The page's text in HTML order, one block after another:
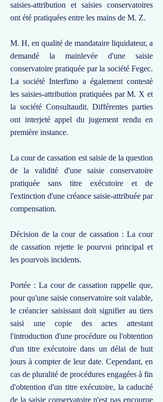
saisies-attribution et saisies conservatoires
ont été pratiquées entre les mains de M. Z.
M. H, en qualité de mandataire liquidateur, a
demandé la mainlevée d'une saisie
conservatoire pratiquée par la société Fegec.
La société Interfimo a également contesté
les saisies-attribution pratiquées par M. X et
la société Consultaudit. Différentes parties
ont interjeté appel du jugement rendu en
première instance.
La cour de cassation est saisie de la question
de la validité d'une saisie conservatoire
pratiquée sans titre exécutoire et de
l'extinction d'une créance saisie-attribuée par
compensation.
Décision de la cour de cassation : La cour
de cassation rejette le pourvoi principal et
les pourvois incidents.
Portée : La cour de cassation rappelle que,
pour qu'une saisie conservatoire soit valable,
le créancier saisissant doit signifier au tiers
saisi une copie des actes attestant
l'introduction d'une procédure ou l'obtention
d'un titre exécutoire dans un délai de huit
jours à compter de leur date. Cependant, en
cas de pluralité de procédures engagées à fin
d'obtention d'un titre exécutoire, la caducité
de la saisie conservatoire n'est pas encourue